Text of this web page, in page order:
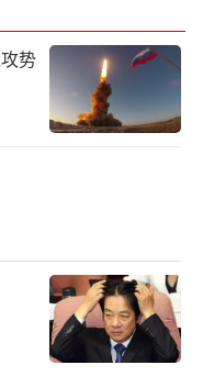
势